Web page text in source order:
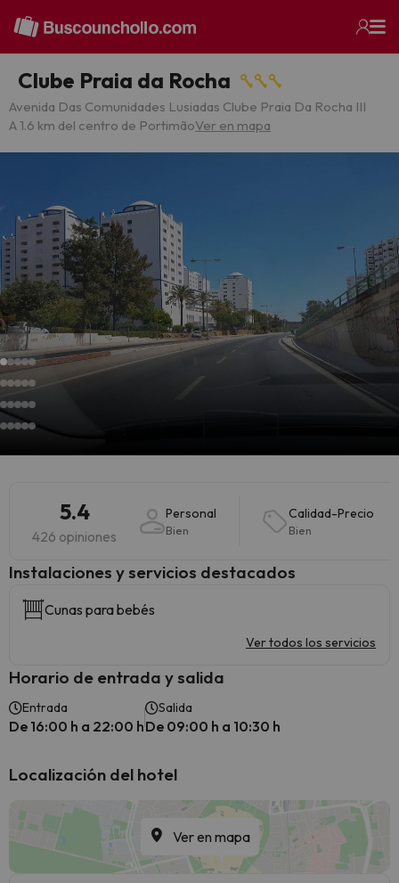
Clube Praia da Rocha
Avenida Das Comunidades Lusiadas Clube Praia Da Rocha III
A 1.6 km del centro de PortimãoVer en mapa
5.4
426 opiniones
Personal
Bien
Calidad-Precio
Bien
Instalaciones y servicios destacados
Cunas para bebés
Ver todos los servicios
Horario de entrada y salida
Entrada
De 16:00 h a 22:00 h
Salida
De 09:00 h a 10:30 h
Localización del hotel
Ver en mapa